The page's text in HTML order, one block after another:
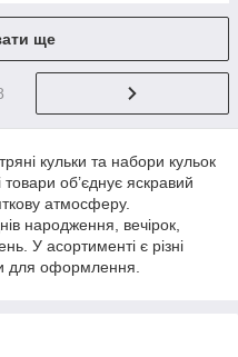
ще
кульки та набори кульок
об’єднує яскравий
атмосферу.
народження, вечірок,
У асортименті є різні
для оформлення.